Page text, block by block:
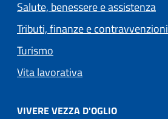
Salute, benessere e assistenza
Tributi, finanze e contravvenzioni
Turismo
Vita lavorativa
VIVERE VEZZA D'OGLIO